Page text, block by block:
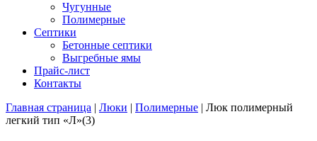
Чугунные
Полимерные
Септики
Бетонные септики
Выгребные ямы
Прайс-лист
Контакты
Главная страница | Люки | Полимерные | Люк полимерный
легкий тип «Л»(3)